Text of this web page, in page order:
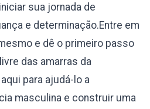
sua jornada de
e determinação.Entre em
e dê o primeiro passo
das amarras da
para ajudá-lo a
masculina e construir uma